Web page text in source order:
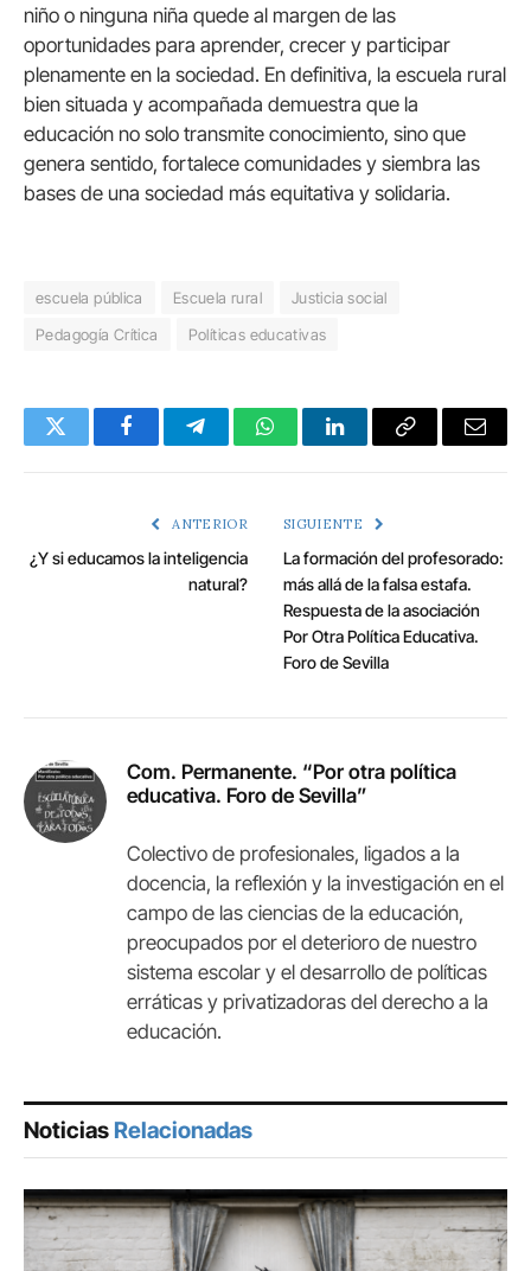
niño o ninguna niña quede al margen de las
oportunidades para aprender, crecer y participar
plenamente en la sociedad. En definitiva, la escuela rural
bien situada y acompañada demuestra que la
educación no solo transmite conocimiento, sino que
genera sentido, fortalece comunidades y siembra las
bases de una sociedad más equitativa y solidaria.
escuela pública Escuela rural
Justicia social
Pedagogía Crítica
Políticas educativas
Twitter FacebookTelegramWhatsAppLinkedInCopy
Email
ANTERIOR
¿Y si educamos la inteligencia
natural?
SIGUIENTE
La formación del profesorado:
más allá de la falsa estafa.
Respuesta de la asociación
Por Otra Política Educativa.
Foro de Sevilla
Com. Permanente. “Por otra política
educativa. Foro de Sevilla”
Colectivo de profesionales, ligados a la
docencia, la reflexión y la investigación en el
campo de las ciencias de la educación,
preocupados por el deterioro de nuestro
sistema escolar y el desarrollo de políticas
erráticas y privatizadoras del derecho a la
educación.
Noticias Relacionadas